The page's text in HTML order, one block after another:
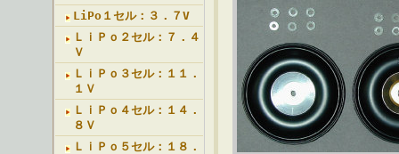
LiPo１セル：３．７V
ＬｉＰｏ２セル：７．４
Ｖ
ＬｉＰｏ３セル：１１．
１Ｖ
ＬｉＰｏ４セル：１４．
８Ｖ
ＬｉＰｏ５セル：１８．